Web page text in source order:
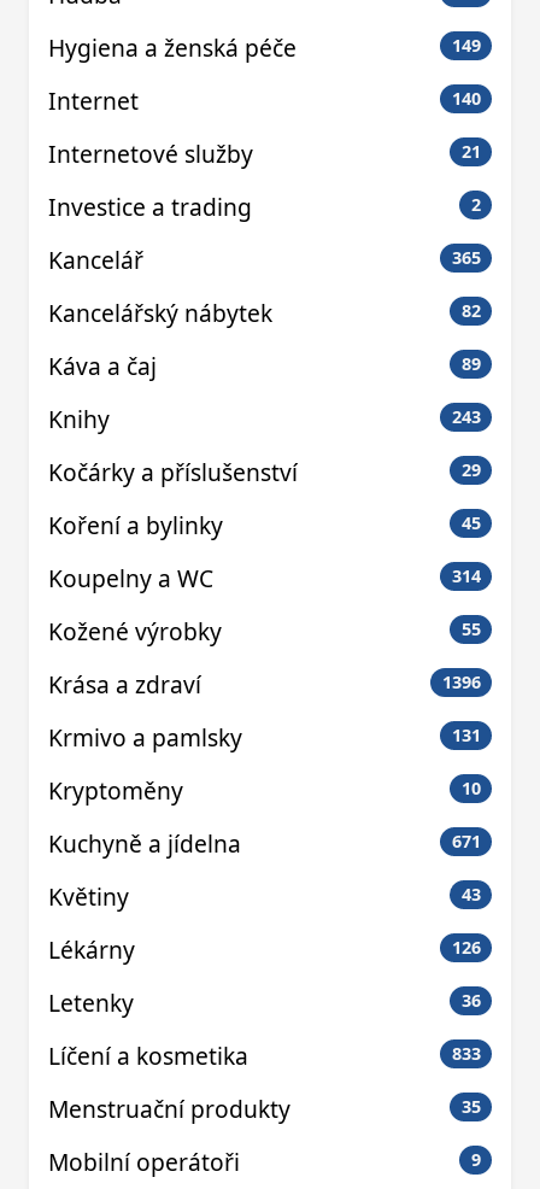
Hygiena a ženská péče 149
Internet 140
Internetové služby 21
Investice a trading 2
Kancelář 365
Kancelářský nábytek 82
Káva a čaj 89
Knihy 243
Kočárky a příslušenství 29
Koření a bylinky 45
Koupelny a WC 314
Kožené výrobky 55
Krása a zdraví 1396
Krmivo a pamlsky 131
Kryptoměny 10
Kuchyně a jídelna 671
Květiny 43
Lékárny 126
Letenky 36
Líčení a kosmetika 833
Menstruační produkty 35
Mobilní operátoři 9